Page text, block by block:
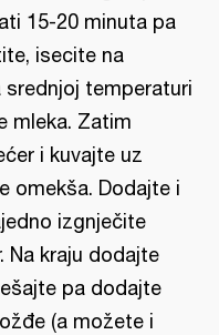
15-20 minuta pa
isecite na
srednjoj temperaturi
mleka. Zatim
i kuvajte uz
omekša. Dodajte i
izgnječite
Na kraju dodajte
pa dodajte
(a možete i